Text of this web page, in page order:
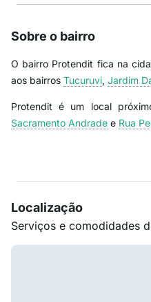
Sobre o bairro
O bairro Protendit fica na
aos bairros Tucuruvi, Jardim
Protendit é um local
Sacramento Andrade e Rua
Localização
Serviços e comodidades